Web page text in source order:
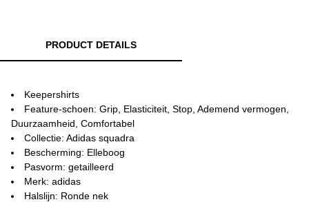
PRODUCT DETAILS
Keepershirts
Feature-schoen: Grip, Elasticiteit, Stop, Ademend vermogen,
Duurzaamheid, Comfortabel
Collectie: Adidas squadra
Bescherming: Elleboog
Pasvorm: getailleerd
Merk: adidas
Halslijn: Ronde nek